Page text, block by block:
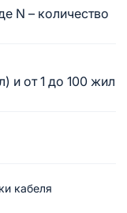
N – количество
и от 1 до 100 жил
кабеля